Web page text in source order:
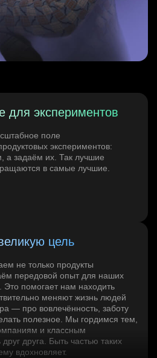
для экспериментов
поле
экспериментов:
а задаём их. Так лучшие
в самые лучшие.
цель
не только продукты
передовой опыт для наших
Это помогает нам находить
меняют жизнь людей
— про вовлечённость, заботу
полезное. Мы гордимся тем,
и классным
друга. Быть частью таких
вдохновляет.